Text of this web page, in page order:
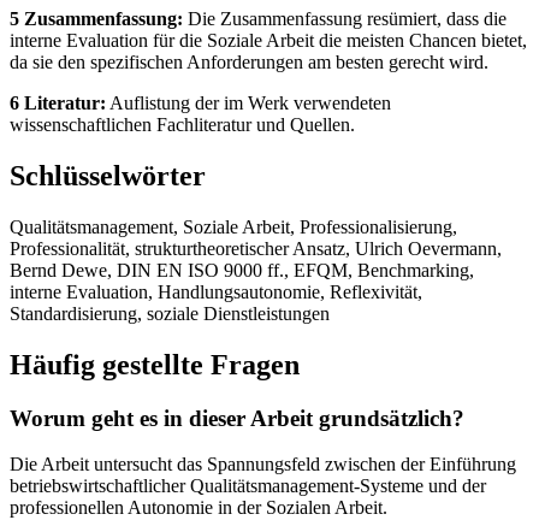
5 Zusammenfassung: Die Zusammenfassung resümiert, dass die
interne Evaluation für die Soziale Arbeit die meisten Chancen bietet,
da sie den spezifischen Anforderungen am besten gerecht wird.
6 Literatur: Auflistung der im Werk verwendeten
wissenschaftlichen Fachliteratur und Quellen.
Schlüsselwörter
Qualitätsmanagement, Soziale Arbeit, Professionalisierung,
Professionalität, strukturtheoretischer Ansatz, Ulrich Oevermann,
Bernd Dewe, DIN EN ISO 9000 ff., EFQM, Benchmarking,
interne Evaluation, Handlungsautonomie, Reflexivität,
Standardisierung, soziale Dienstleistungen
Häufig gestellte Fragen
Worum geht es in dieser Arbeit grundsätzlich?
Die Arbeit untersucht das Spannungsfeld zwischen der Einführung
betriebswirtschaftlicher Qualitätsmanagement-Systeme und der
professionellen Autonomie in der Sozialen Arbeit.